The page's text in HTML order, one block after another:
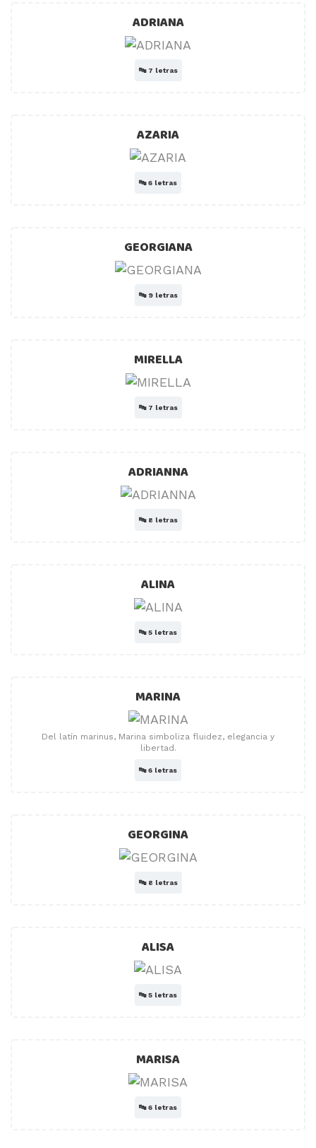
ADRIANA
🔤 7 letras
AZARIA
🔤6 letras
GEORGIANA
🔤 9 letras
MIRELLA
🔤 7 letras
ADRIANNA
🔤 8 letras
ALINA
🔤5 letras
MARINA
Del latín marinus, Marina simboliza fluidez, elegancia y
libertad.
🔤6 letras
GEORGINA
🔤 8 letras
ALISA
🔤5 letras
MARISA
🔤6 letras